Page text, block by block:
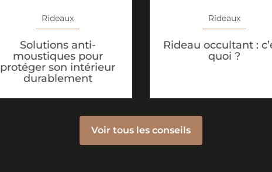
Rideaux
Solutions anti-
moustiques pour
protéger son intérieur
durablement
Rideaux
Rideau occultant :
quoi ?
Voir tous les conseils